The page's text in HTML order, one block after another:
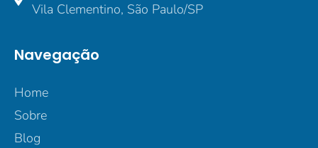
Vila Clementino, São Paulo/SP
Navegação
Home
Sobre
Blog